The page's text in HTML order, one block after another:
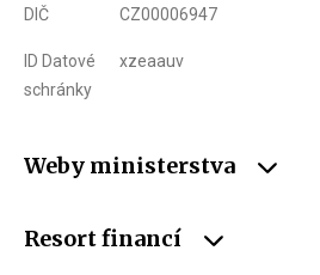
DIČ CZ00006947
ID Datové
schránky
xzeaauv
Weby ministerstva
Resort financí